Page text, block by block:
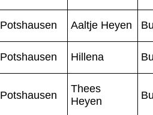
Potshausen Aaltje Heyen
Potshausen Hillena
Potshausen
Thees
Heyen